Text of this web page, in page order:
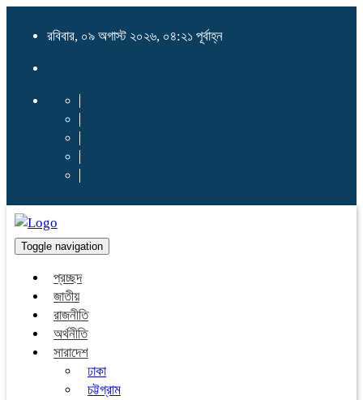
রবিবার, ০৯ অগাস্ট ২০২৬, ০৪:২১ পূর্বাহ্ন
Toggle navigation
প্রচ্ছদ
জাতীয়
রাজনীতি
অর্থনীতি
সারাদেশ
ঢাকা
চট্টগ্রাম